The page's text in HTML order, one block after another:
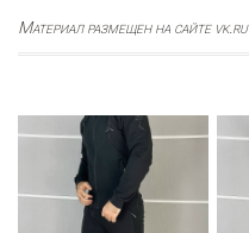
Материал размещен на сайте vk.ru